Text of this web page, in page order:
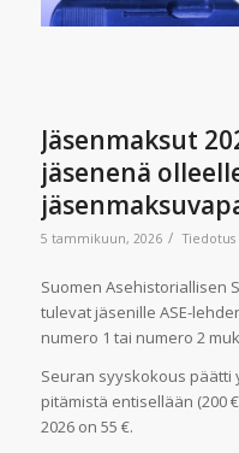
Jäsenmaksut
jäsenenä
5 tammikuun, 2026 / Tiedotus
Suomen Asehistoriallisen
tulevat jäsenille ASE-
numero 1 tai numero 2
Seuran syyskokous päätti
pitämistä entisellään (200
2026 on 55 €.